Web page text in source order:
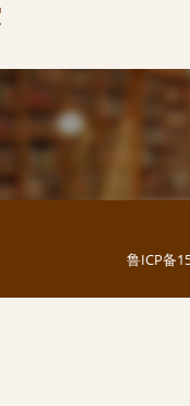
鲁ICP备